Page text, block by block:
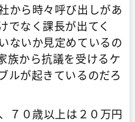
から時々呼び出しがあ
でなく課長が出てく
ないか見定めているの
族から抗議を受けるケ
ルが起きているのだろ
７０歳以上は２０万円